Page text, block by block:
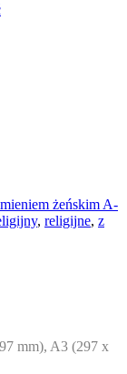
żeńskim A-
, religijne, z
mm), A3 (297 x